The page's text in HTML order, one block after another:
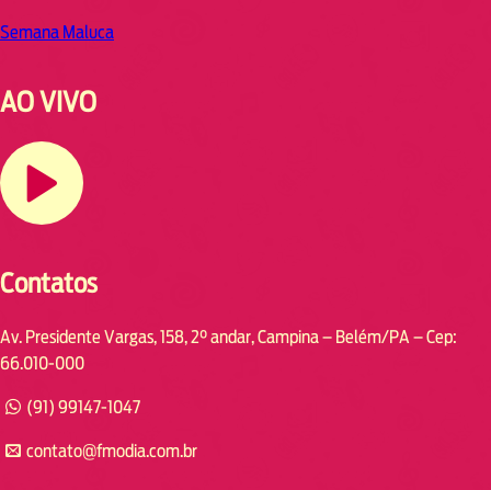
Semana Maluca
AO VIVO
Contatos
Av. Presidente Vargas, 158, 2° andar, Campina – Belém/PA – Cep:
66.010-000
(91) 99147-1047
contato@fmodia.com.br